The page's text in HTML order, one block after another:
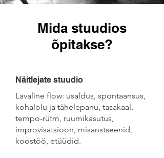
Näitlejate stuudio
Lavaline flow: usaldus, spontaansus,
kohalolu ja tähelepanu, tasakaal,
tempo-rütm, ruumikasutus,
improvisatsioon, misanstseenid,
koostöö, etüüdid.
Mida stuudios
õpitakse?